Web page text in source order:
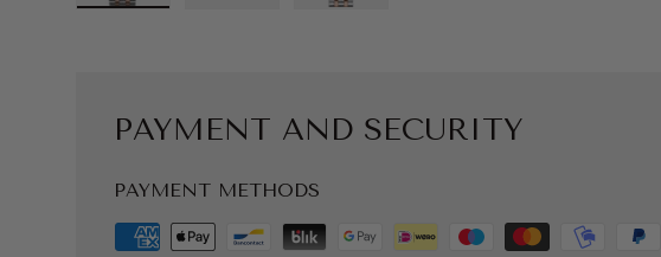
PAYMENT AND SECURITY
PAYMENT METHODS